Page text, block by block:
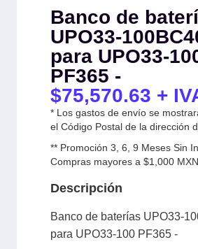
Banco de
UPO33-
para UPO33-
PF365 -
$75,570.63 +
* Los gastos de envío se
el Código Postal de la dirección
** Promoción 3, 6, 9 Meses Sin
Compras mayores a $1,000 MXN
Descripción
Banco de baterías UPO33-
para UPO33-100 PF365 -